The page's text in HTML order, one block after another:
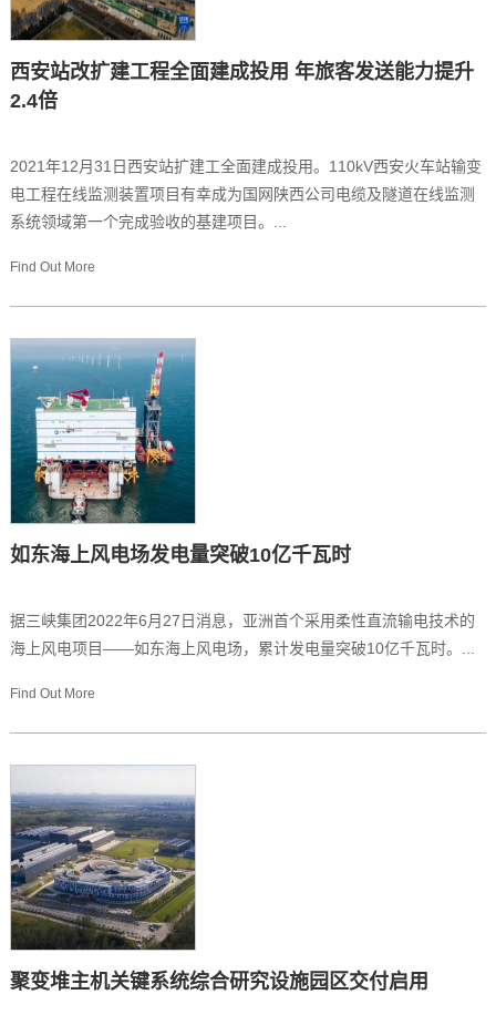
西安站改扩建工程全面建成投用 年旅客发送能力提升
2.4倍
2021年12月31日西安站扩建工全面建成投用。110kV西安火车站输变
电工程在线监测装置项目有幸成为国网陕西公司电缆及隧道在线监测
系统领域第一个完成验收的基建项目。...
Find Out More
如东海上风电场发电量突破10亿千瓦时
据三峡集团2022年6月27日消息，亚洲首个采用柔性直流输电技术的
海上风电项目——如东海上风电场，累计发电量突破10亿千瓦时。...
Find Out More
聚变堆主机关键系统综合研究设施园区交付启用